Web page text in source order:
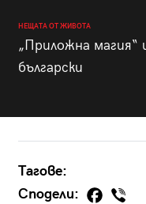
НЕЩАТА ОТ ЖИВОТА
„Приложна магия“
български
Тагове:
Сподели: